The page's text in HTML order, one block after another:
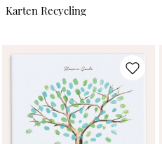
Karten Recycling